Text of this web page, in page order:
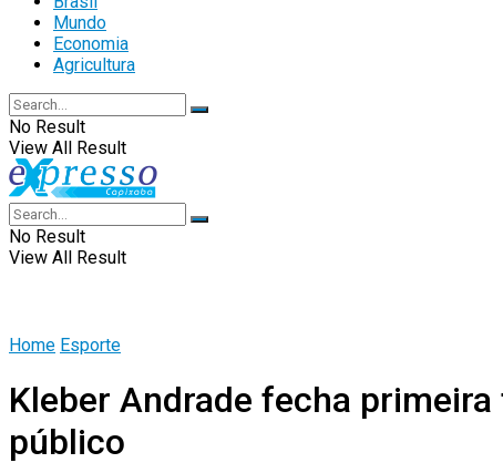
Mundo
Economia
Agricultura
No Result
View All Result
No Result
View All Result
Home Esporte
Kleber Andrade fecha
público